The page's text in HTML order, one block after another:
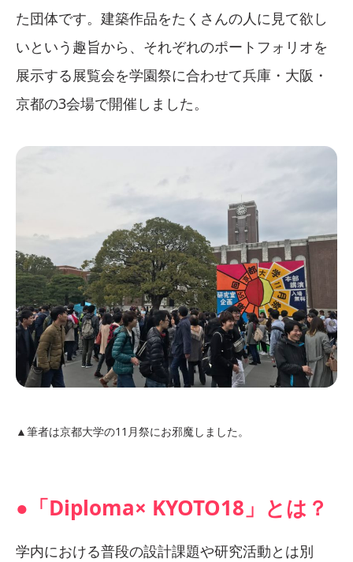
た団体です。建築作品をたくさんの人に見て欲し
いという趣旨から、それぞれのポートフォリオを
展示する展覧会を学園祭に合わせて兵庫・大阪・
京都の3会場で開催しました。
▲筆者は京都大学の11月祭にお邪魔しました。
●「Diploma× KYOTO18」とは？
学内における普段の設計課題や研究活動とは別